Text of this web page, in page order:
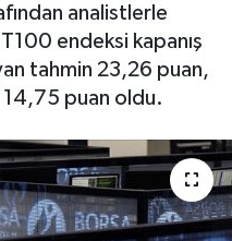
analistlerle
endeksi kapanış
tahmin 23,26 puan,
puan oldu.